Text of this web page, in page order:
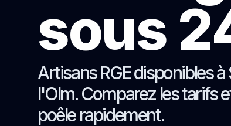
sous
Artisans RGE disponibles
l'Olm. Comparez les tarifs
poêle rapidement.